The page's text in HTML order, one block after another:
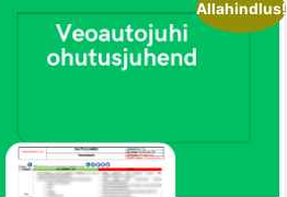
Allahindlus!